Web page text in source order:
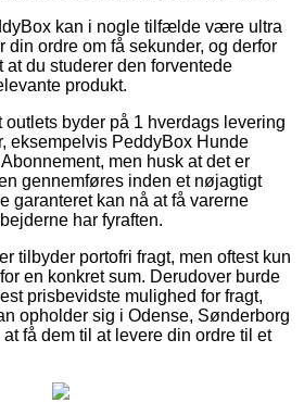
kan i nogle tilfælde være ultra
din ordre om få sekunder, og derfor
at du studerer den forventede
produkt.
byder på 1 hverdags levering
eksempelvis PeddyBox Hunde
men husk at det er
gennemføres inden et nøjagtigt
garanteret kan nå at få varerne
har fyraften.
tilbyder portofri fragt, men oftest kun
en konkret sum. Derudover burde
prisbevidste mulighed for fragt,
opholder sig i Odense, Sønderborg
få dem til at levere din ordre til et